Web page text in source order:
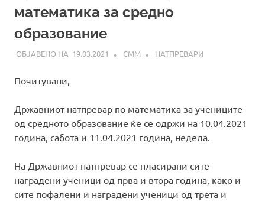
математика за средно
образование
19.03.2021 СММ НАТПРЕВАРИ
Почитувани,
Државниот натпревар по математика за учениците
од средното образование ќе се одржи на 10.04.2021
година, сабота и 11.04.2021 година, недела.
На Државниот натпревар се пласирани сите
наградени ученици од прва и втора година, како и
сите пофалени и наградени ученици од трета и